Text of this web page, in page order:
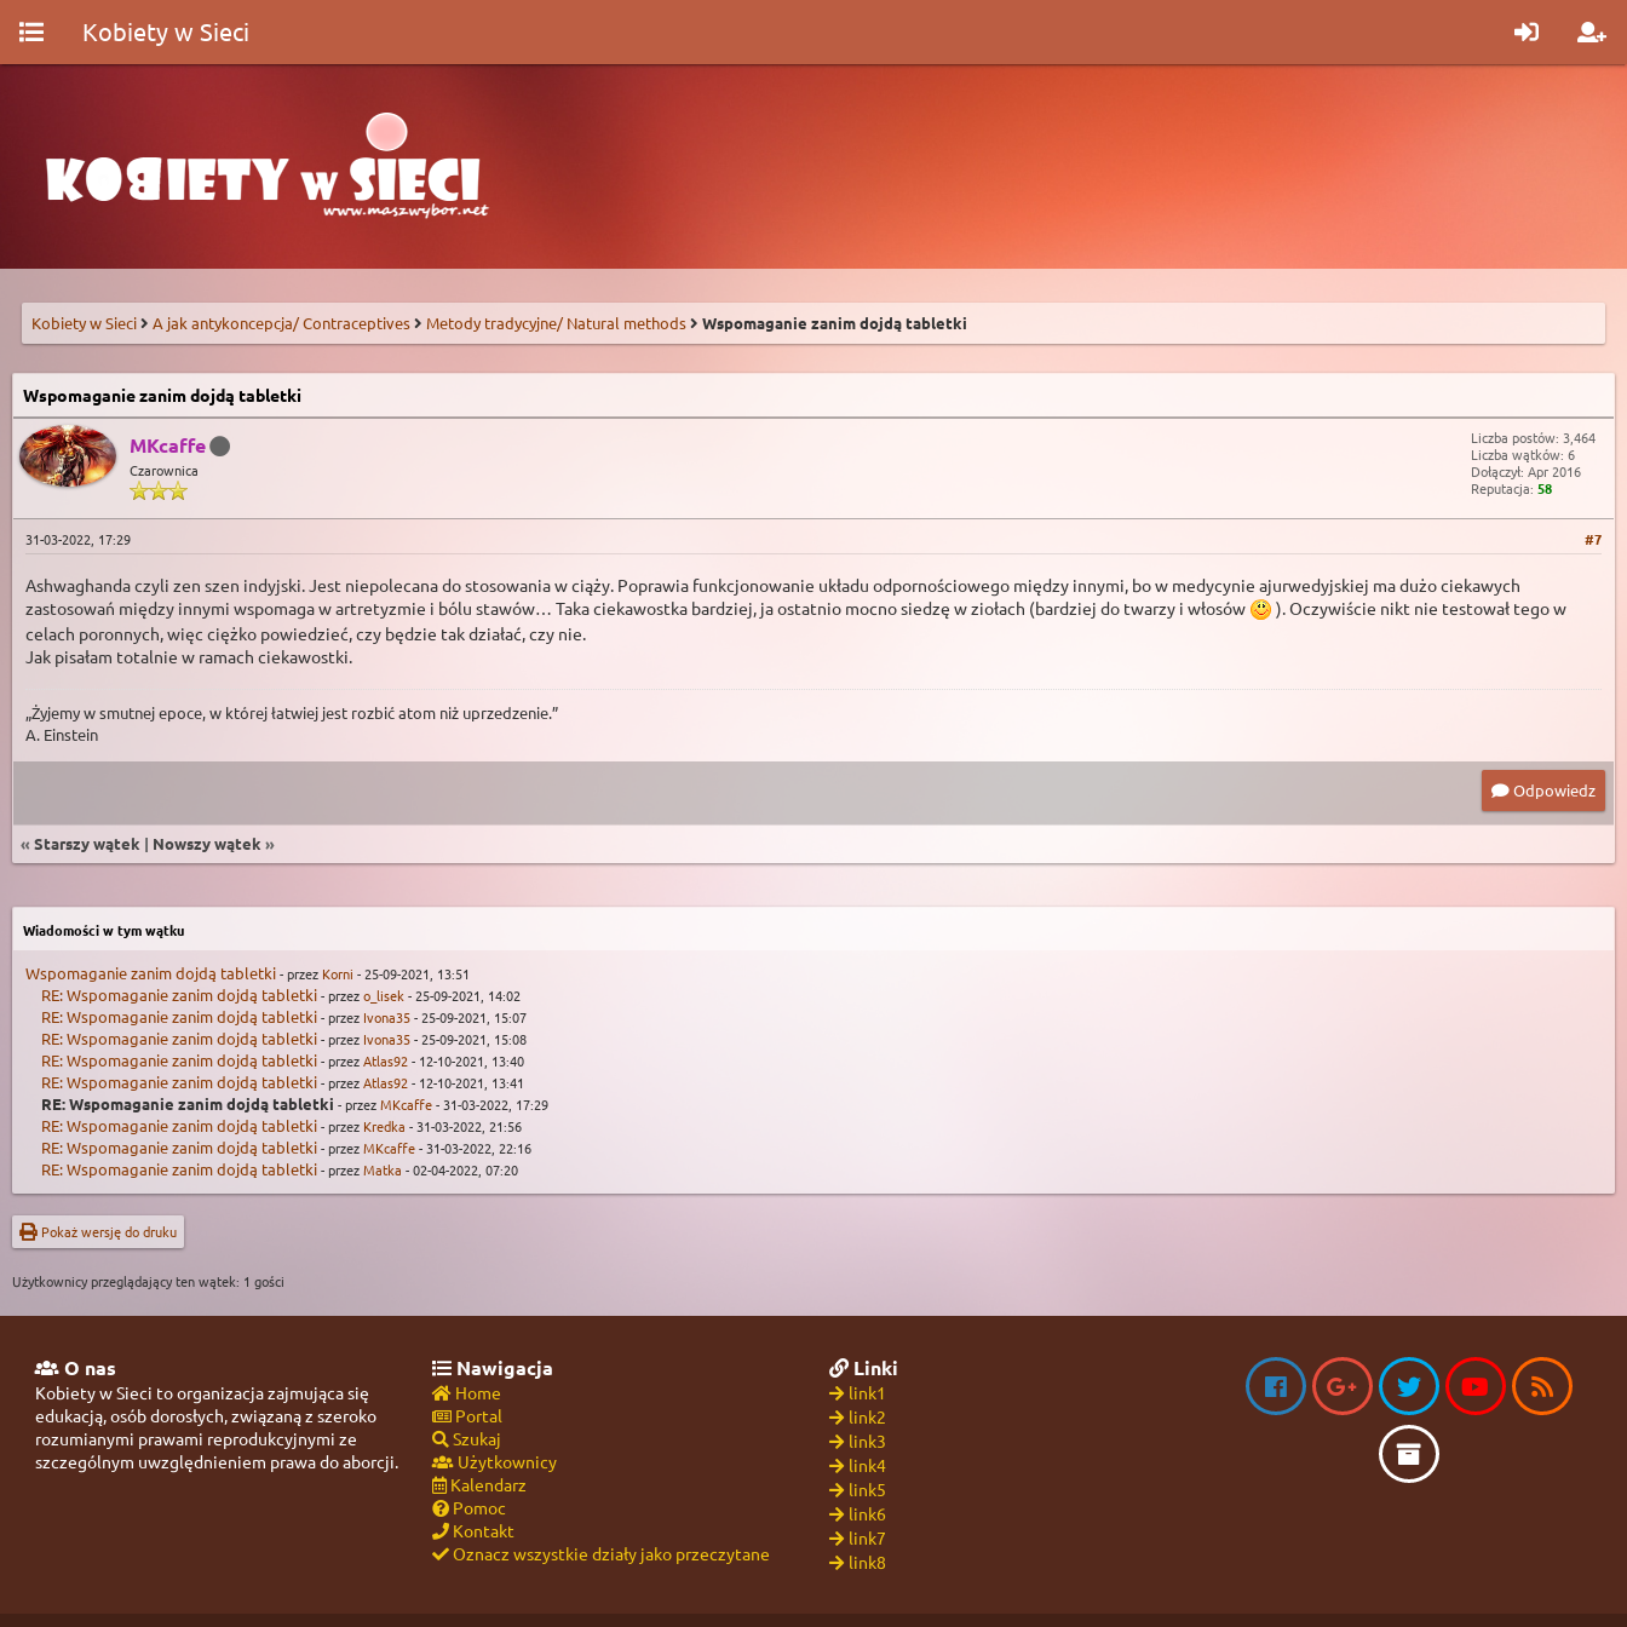
Kobiety w Sieci
Kobiety w Sieci A jak antykoncepcja/ Contraceptives Metody tradycyjne/ Natural methods Wspomaganie zanim dojdą tabletki
Wspomaganie zanim dojdą tabletki
MKcaffe
Czarownica
Liczba postów: 3,464
Liczba wątków: 6
Dołączył: Apr 2016
Reputacja: 58
#7
31-03-2022, 17:29
Ashwaghanda czyli zen szen indyjski. Jest niepolecana do stosowania w ciąży. Poprawia funkcjonowanie układu odpornościowego między innymi, bo w medycynie ajurwedyjskiej ma dużo ciekawych
zastosowań między innymi wspomaga w artretyzmie i bólu stawów… Taka ciekawostka bardziej, ja ostatnio mocno siedzę w ziołach (bardziej do twarzy i włosów
). Oczywiście nikt nie testował tego w
celach poronnych, więc ciężko powiedzieć, czy będzie tak działać, czy nie.
Jak pisałam totalnie w ramach ciekawostki.
„Żyjemy w smutnej epoce, w której łatwiej jest rozbić atom niż uprzedzenie.”
A. Einstein
Odpowiedz
« Starszy wątek | Nowszy wątek »
Wiadomości w tym wątku
Wspomaganie zanim dojdą tabletki- przez Korni - 25-09-2021, 13:51
RE: Wspomaganie zanim dojdą tabletki- przezo_lisek - 25-09-2021, 14:02
RE: Wspomaganie zanim dojdą tabletki- przez Ivona35- 25-09-2021, 15:07
RE: Wspomaganie zanim dojdą tabletki- przez Ivona35- 25-09-2021, 15:08
RE: Wspomaganie zanim dojdą tabletki- przezAtlas92 - 12-10-2021, 13:40
RE: Wspomaganie zanim dojdą tabletki- przezAtlas92 - 12-10-2021, 13:41
RE: Wspomaganie zanim dojdą tabletki - przezMKcaffe- 31-03-2022, 17:29
RE: Wspomaganie zanim dojdą tabletki- przez Kredka - 31-03-2022, 21:56
RE: Wspomaganie zanim dojdą tabletki- przezMKcaffe- 31-03-2022, 22:16
RE: Wspomaganie zanim dojdą tabletki- przezMatka - 02-04-2022, 07:20
Pokaż wersję do druku
Użytkownicy przeglądający ten wątek: 1 gości
O nas
Kobiety w Sieci to organizacja zajmująca się
edukacją, osób dorosłych, związaną z szeroko
rozumianymi prawami reprodukcyjnymi ze
szczególnym uwzględnieniem prawa do aborcji.
Nawigacja
Home
Portal
Szukaj
Użytkownicy
Kalendarz
Pomoc
Kontakt
Oznacz wszystkie działy jako przeczytane
Linki
link1
link2
link3
link4
link5
link6
link7
link8